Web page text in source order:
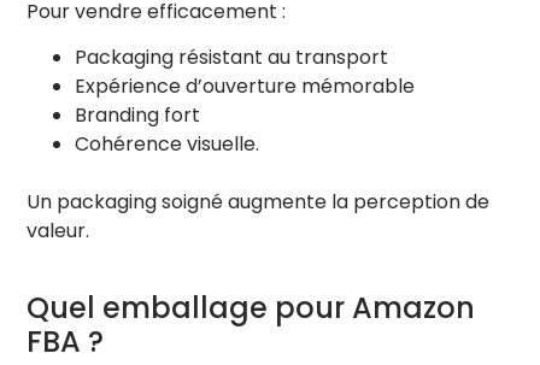
Pour vendre efficacement :
Packaging résistant au transport
Expérience d’ouverture mémorable
Branding fort
Cohérence visuelle.
Un packaging soigné augmente la perception de
valeur.
Quel emballage pour Amazon
FBA ?